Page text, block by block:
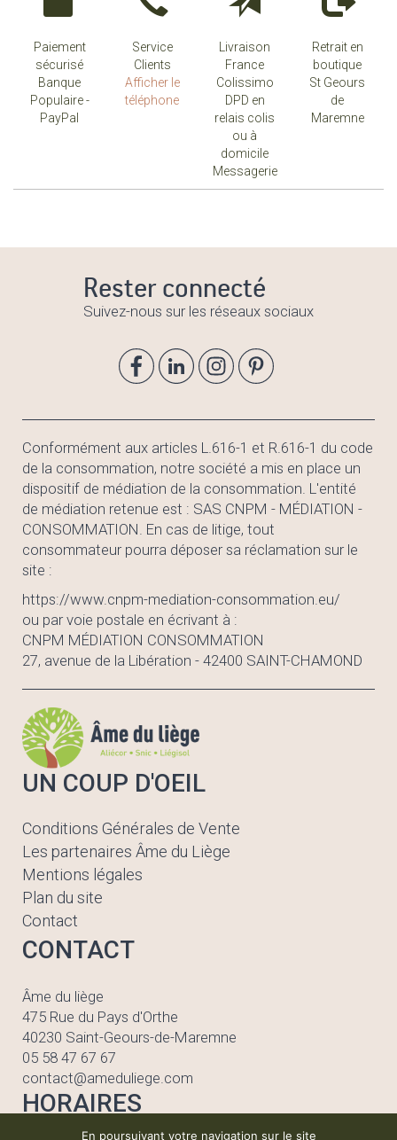
Paiement
sécurisé
Banque
Populaire -
PayPal
Service
Clients
Afficher le
téléphone
Livraison
France
Colissimo
DPD en
relais colis
ou à
domicile
Messagerie
Retrait en
boutique
St Geours
de
Maremne
Rester connecté
Suivez-nous sur les réseaux sociaux
Conformément aux articles L.616-1 et R.616-1 du code
de la consommation, notre société a mis en place un
dispositif de médiation de la consommation. L'entité
de médiation retenue est : SAS CNPM - MÉDIATION -
CONSOMMATION. En cas de litige, tout
consommateur pourra déposer sa réclamation sur le
site :
https://www.cnpm-mediation-consommation.eu/
ou par voie postale en écrivant à :
CNPM MÉDIATION CONSOMMATION
27, avenue de la Libération - 42400 SAINT-CHAMOND
UN COUP D'OEIL
Conditions Générales de Vente
Les partenaires Âme du Liège
Mentions légales
Plan du site
Contact
CONTACT
Âme du liège
475 Rue du Pays d'Orthe
40230 Saint-Geours-de-Maremne
05 58 47 67 67
contact@ameduliege.com
HORAIRES
En poursuivant votre navigation sur le site